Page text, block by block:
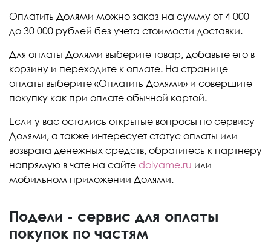
Оплатить Долями можно заказ на сумму от 4 000
до 30 000 рублей без учета стоимости доставки.
Для оплаты Долями выберите товар, добавьте его в
корзину и переходите к оплате. На странице
оплаты выберите «Оплатить Долями» и совершите
покупку как при оплате обычной картой.
Если у вас остались открытые вопросы по сервису
Долями, а также интересует статус оплаты или
возврата денежных средств, обратитесь к партнеру
напрямую в чате на сайте dolyame.ru или
мобильном приложении Долями.
Подели - сервис для оплаты
покупок по частям